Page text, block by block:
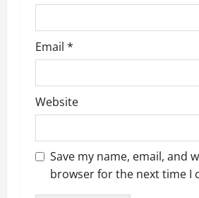
Email *
Website
Save my name, email, and
browser for the next time I